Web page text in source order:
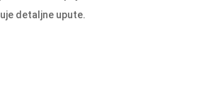
detaljne upute.